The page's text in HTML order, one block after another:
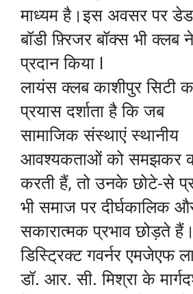
माध्यम है।इस अवसर पर डेड
बॉडी फ़्रिजर बॉक्स भी क्लब ने
प्रदान किया I
लायंस क्लब काशीपुर सिटी
प्रयास दर्शाता है कि जब
सामाजिक संस्थाएं स्थानीय
आवश्यकताओं को समझकर
करती हैं, तो उनके छोटे-से
भी समाज पर दीर्घकालिक
सकारात्मक प्रभाव छोड़ते हैं।
डिस्ट्रिक्ट गवर्नर एमजेएफ
डॉ. आर. सी. मिश्रा के